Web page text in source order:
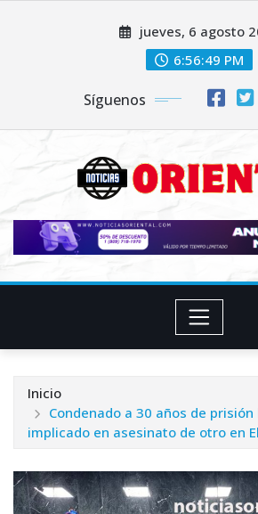
jueves, 6 agosto
6:56:51 PM
Síguenos
Inicio
Condenado a 30 años de
implicado en asesinato de otro en